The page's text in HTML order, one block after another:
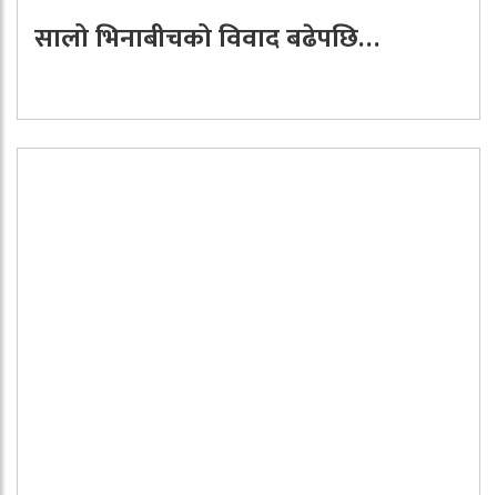
सालो भिनाबीचको विवाद बढेपछि…